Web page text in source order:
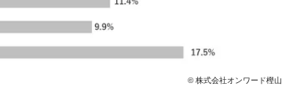
© 株式会社オンワード樫山